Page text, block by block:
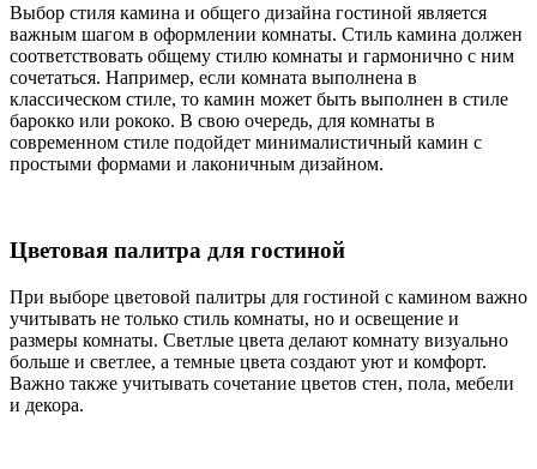
Выбор стиля камина и общего дизайна гостиной является
важным шагом в оформлении комнаты. Стиль камина должен
соответствовать общему стилю комнаты и гармонично с ним
сочетаться. Например, если комната выполнена в
классическом стиле, то камин может быть выполнен в стиле
барокко или рококо. В свою очередь, для комнаты в
современном стиле подойдет минималистичный камин с
простыми формами и лаконичным дизайном.
Цветовая палитра для гостиной
При выборе цветовой палитры для гостиной с камином важно
учитывать не только стиль комнаты, но и освещение и
размеры комнаты. Светлые цвета делают комнату визуально
больше и светлее, а темные цвета создают уют и комфорт.
Важно также учитывать сочетание цветов стен, пола, мебели
и декора.